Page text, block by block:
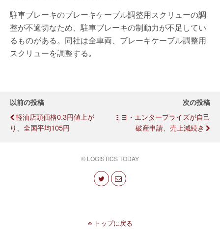
駐車ブレーキのブレーキケーブル調整用スクリューの調
整が不適切なため、駐車ブレーキの制動力が不足してい
るものがある。同社は全車両、ブレーキケーブル調整用
スクリューを調整する｡
以前の投稿
軽油店頭価格0.3円値上が
り、全国平均105円
次の投稿
ミヨ・エンタープライズが自己
破産申請、売上減続き
© LOGISTICS TODAY
トップに戻る